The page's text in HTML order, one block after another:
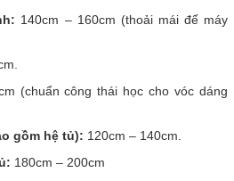
140cm – 160cm (thoải mái để máy
(chuẩn công thái học cho vóc dáng
gồm hệ tủ): 120cm – 140cm.
180cm – 200cm